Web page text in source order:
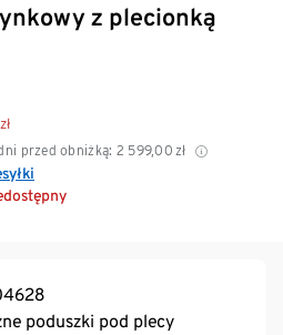
z plecionką
zł
przed obniżką: 2 599,00 zł
poduszki pod plecy